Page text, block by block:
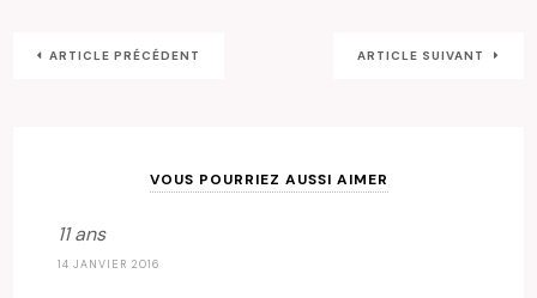
ARTICLE PRÉCÉDENT ARTICLE SUIVANT
VOUS POURRIEZ AUSSI AIMER
11 ans
14 JANVIER 2016